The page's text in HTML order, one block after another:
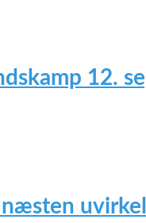
12.
næsten